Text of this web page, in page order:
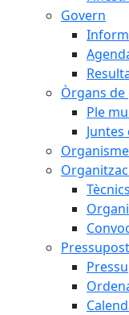
Govern
Òrgans
Ple